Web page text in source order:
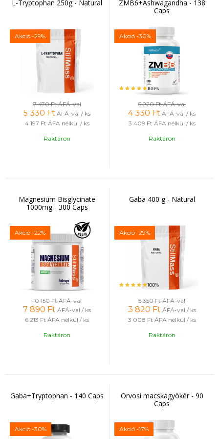
L-Tryptophan 250g - Natural
Akció -29%
7 470 FtÁFÁ-val
5 330 Ft ÁFÁ-val / ks
4 197 Ft ÁFA nélkül / ks
Raktáron
ZMB6+Ashwagandha - 138
Caps
Akció -30%
100%
6 220 FtÁFÁ-val
4 330 Ft ÁFÁ-val / ks
3 409 Ft ÁFA nélkül / ks
Raktáron
Magnesium Bisglycinate
1000mg - 300 Caps
Akció -22%
10 150 FtÁFÁ-val
7 890 Ft ÁFÁ-val / ks
6 213 Ft ÁFA nélkül / ks
Raktáron
Gaba 400 g - Natural
Akció -29%
100%
5 350 FtÁFÁ-val
3 820 Ft ÁFÁ-val / ks
3 008 Ft ÁFA nélkül / ks
Raktáron
Gaba+Tryptophan - 140 Caps
Akció -30%
Orvosi macskagyökér - 90
Caps
Akció -17%